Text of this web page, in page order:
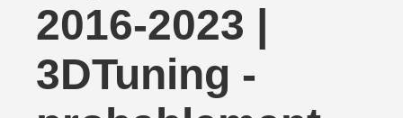
2016-2023 |
3DTuning -